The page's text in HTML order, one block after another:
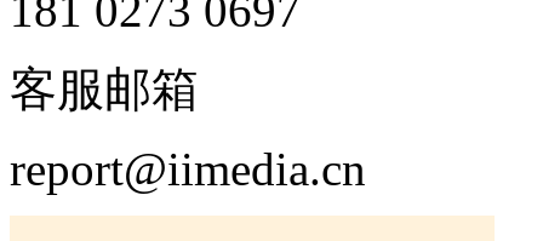
客服邮箱
report@iimedia.cn